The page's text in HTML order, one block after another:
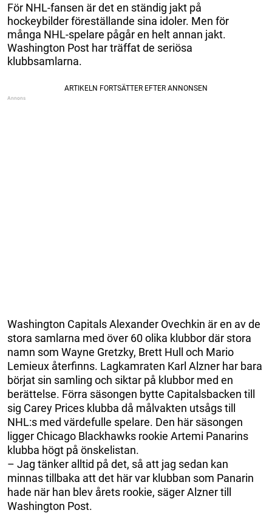
För NHL-fansen är det en ständig jakt på
hockeybilder föreställande sina idoler. Men för
många NHL-spelare pågår en helt annan jakt.
Washington Post har träffat de seriösa
klubbsamlarna.
Washington Capitals Alexander Ovechkin är en av de
stora samlarna med över 60 olika klubbor där stora
namn som Wayne Gretzky, Brett Hull och Mario
Lemieux återfinns. Lagkamraten Karl Alzner har bara
börjat sin samling och siktar på klubbor med en
berättelse. Förra säsongen bytte Capitalsbacken till
sig Carey Prices klubba då målvakten utsågs till
NHL:s med värdefulle spelare. Den här säsongen
ligger Chicago Blackhawks rookie Artemi Panarins
klubba högt på önskelistan.
– Jag tänker alltid på det, så att jag sedan kan
minnas tillbaka att det här var klubban som Panarin
hade när han blev årets rookie, säger Alzner till
Washington Post.